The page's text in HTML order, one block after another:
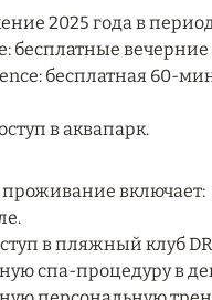
2025 года в
бесплатные
бесплатная 60-
в аквапарк.
проживание включает:
в пляжный клуб
спа-процедуру в